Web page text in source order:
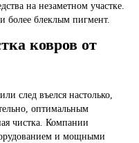
на незаметном участке.
более блеклым пигмент.
ковров от
след въелся настолько,
оптимальным
чистка. Компании
и мощными